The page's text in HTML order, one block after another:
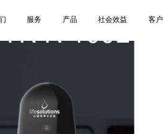
服务 产品 社会效益 客户
YK-R-100L-3